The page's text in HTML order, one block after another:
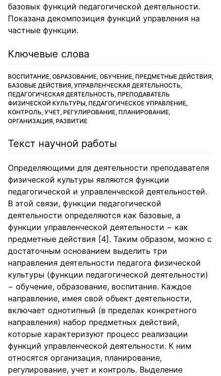
базовых функций педагогической деятельности.
Показана декомпозиция функций управления на
частные функции.
Ключевые слова
ВОСПИТАНИЕ, ОБРАЗОВАНИЕ, ОБУЧЕНИЕ, ПРЕДМЕТНЫЕ ДЕЙСТВИЯ,
БАЗОВЫЕ ДЕЙСТВИЯ, УПРАВЛЕНЧЕСКАЯ ДЕЯТЕЛЬНОСТЬ,
ПЕДАГОГИЧЕСКАЯ ДЕЯТЕЛЬНОСТЬ, ПРЕПОДАВАТЕЛЬ
ФИЗИЧЕСКОЙ КУЛЬТУРЫ, ПЕДАГОГИЧЕСКОЕ УПРАВЛЕНИЕ,
КОНТРОЛЬ, УЧЕТ, РЕГУЛИРОВАНИЕ, ПЛАНИРОВАНИЕ,
ОРГАНИЗАЦИЯ, РАЗВИТИЕ
Текст научной работы
Определяющими для деятельности преподавателя
физической культуры являются функции
педагогической и управленческой деятельностей.
В этой связи, функции педагогической
деятельности определяются как базовые, а
функции управленческой деятельности − как
предметные действия [4]. Таким образом, можно с
достаточным основанием выделить три
направления деятельности педагога физической
культуры (функции педагогической деятельности)
− обучение, образование, воспитание. Каждое
направление, имея свой объект деятельности,
включает однотипный (в пределах конкретного
направления) набор предметных действий,
которые характеризуют процесс реализации
функций управленческой деятельности. К ним
относятся организация, планирование,
регулирование, учет и контроль. Выделение